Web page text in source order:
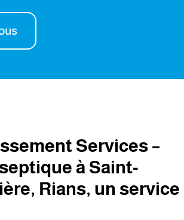
Services –
à Saint-
Rians, un service